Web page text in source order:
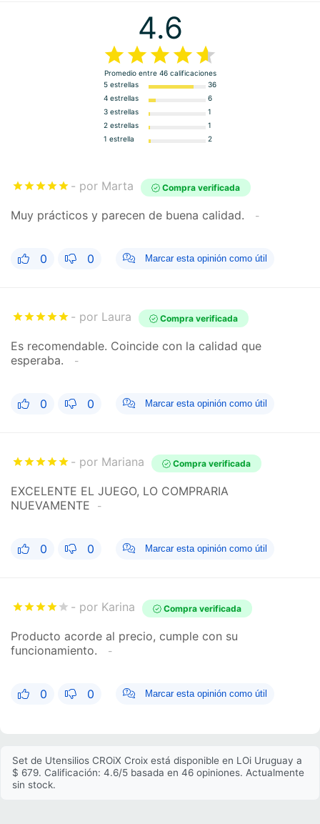
4.6
Promedio entre 46 calificaciones
5 estrellas
36
4 estrellas
6
3 estrellas
1
2 estrellas
1
1 estrella
2
por Marta Compra verificada
Muy prácticos y parecen de buena calidad.
0 0 Marcar esta opinión como útil
por Laura Compra verificada
Es recomendable. Coincide con la calidad que
esperaba.
0 0 Marcar esta opinión como útil
por Mariana Compra verificada
EXCELENTE EL JUEGO, LO COMPRARIA
NUEVAMENTE
0 0 Marcar esta opinión como útil
por Karina Compra verificada
Producto acorde al precio, cumple con su
funcionamiento.
0 0 Marcar esta opinión como útil
Set de Utensilios CROiX Croix está disponible en LOi Uruguay a
$ 679. Calificación: 4.6/5 basada en 46 opiniones. Actualmente
sin stock.